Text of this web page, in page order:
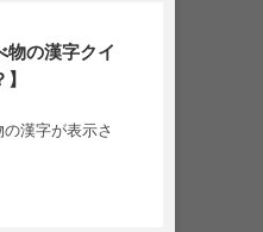
物の漢字クイ
漢字が表示さ